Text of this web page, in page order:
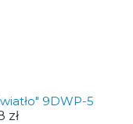
9DWP-5
zł